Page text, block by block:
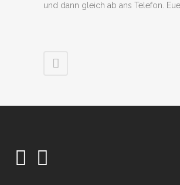
und dann gleich ab ans Telefon.